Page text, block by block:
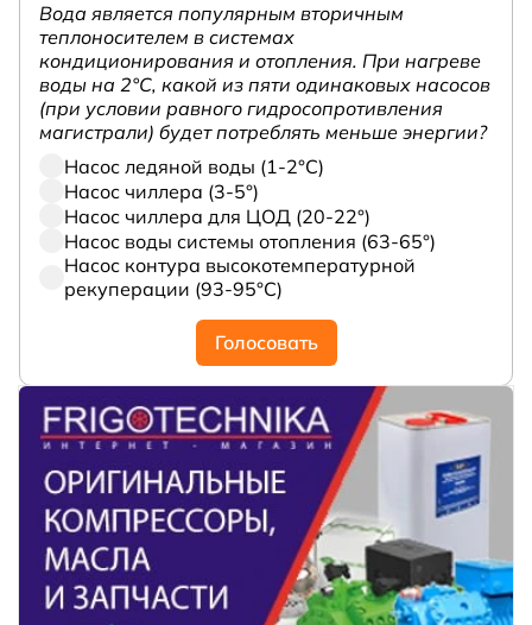
Вода является популярным вторичным
теплоносителем в системах
кондиционирования и отопления. При нагреве
воды на 2°С, какой из пяти одинаковых насосов
(при условии равного гидросопротивления
магистрали) будет потреблять меньше энергии?
Насос ледяной воды (1-2°С)
Насос чиллера (3-5°)
Насос чиллера для ЦОД (20-22°)
Насос воды системы отопления (63-65°)
Насос контура высокотемпературной
рекуперации (93-95°С)
Голосовать